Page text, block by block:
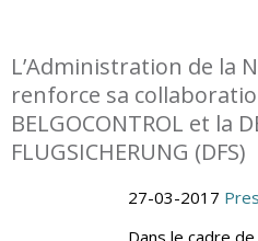
L’Administration de la
renforce sa
BELGOCONTROL et la
FLUGSICHERUNG (DFS)
27-03-2017
Dans le cadre